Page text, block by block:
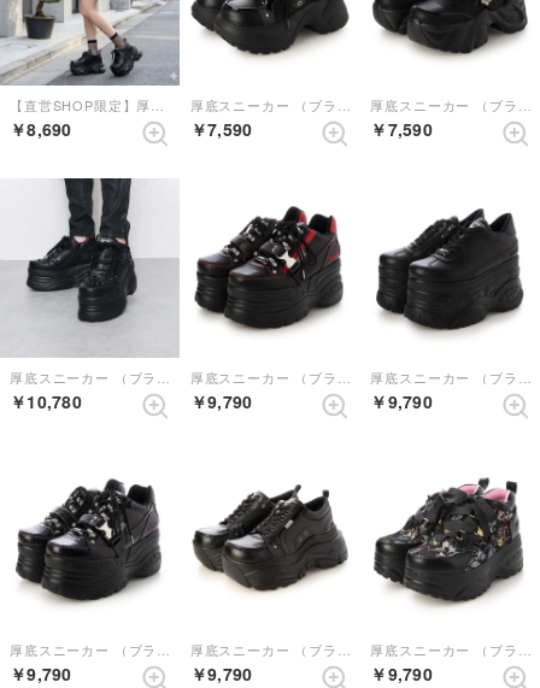
【直営SHOP限定】厚底スニーカー （ブラックコンビ）
￥8,690
厚底スニーカー （ブラックパープル）
￥7,590
厚底スニーカー （ブラック）
￥7,590
￥10,780 ￥9,790 ￥9,790
￥9,790 ￥9,790 ￥9,790